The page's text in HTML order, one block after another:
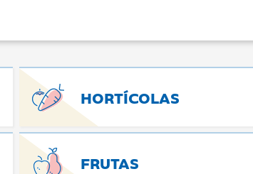
HORTÍCOLAS
FRUTAS